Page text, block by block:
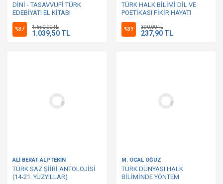
DİNİ - TASAVVUFİ TÜRK
EDEBİYATI EL KİTABI
%37 1.650,00 TL
1.039,50 TL
TÜRK HALK BİLİMİ DİL VE
POETİKASI FİKİR HAYATI
%39 390,00 TL
237,90 TL
ALİ BERAT ALPTEKİN
TÜRK SAZ ŞİİRİ ANTOLOJİSİ
(14-21. YÜZYILLAR)
M. ÖCAL OĞUZ
TÜRK DÜNYASI HALK
BİLİMİNDE YÖNTEM